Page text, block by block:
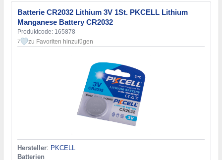
Batterie CR2032 Lithium 3V 1St. PKCELL Lithium
Manganese Battery CR2032
Produktcode: 165878
7 zu Favoriten hinzufügen
Hersteller: PKCELL
Batterien